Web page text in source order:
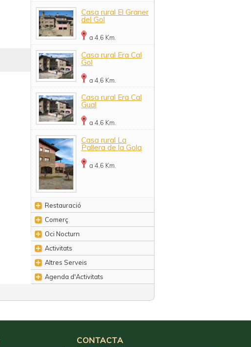
Casa rural El Graner
del Gol
a 4,6 Km.
Casa rural Era Cal
Gol
a 4,6 Km.
Casa rural Era Cal
Gual
a 4,6 Km.
Casa rural La
Pallera de la Gola
a 4,6 Km.
Restauració
Comerç
Oci Nocturn
Activitats
Altres Serveis
Agenda d'Activitats
CONTACTA